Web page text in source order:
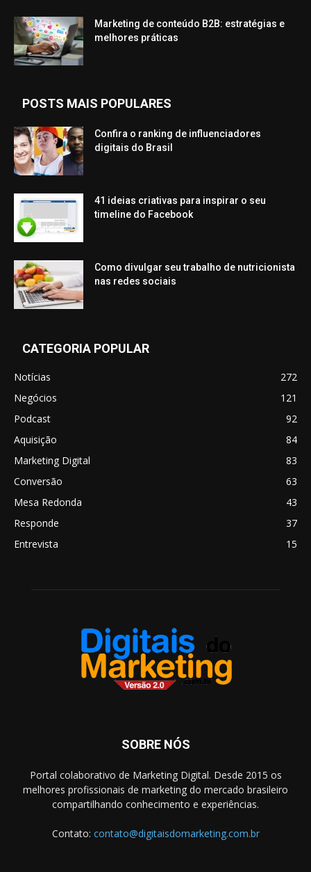
Marketing de conteúdo B2B: estratégias e
melhores práticas
POSTS MAIS POPULARES
Confira o ranking de influenciadores
digitais do Brasil
41 ideias criativas para inspirar o seu
timeline do Facebook
Como divulgar seu trabalho de nutricionista
nas redes sociais
CATEGORIA POPULAR
Notícias
272
Negócios
121
Podcast
92
Aquisição
84
Marketing Digital
83
Conversão
63
Mesa Redonda
43
Responde
37
Entrevista
15
SOBRE NÓS
Portal colaborativo de Marketing Digital. Desde 2015 os
melhores profissionais de marketing do mercado brasileiro
compartilhando conhecimento e experiências.
Contato: contato@digitaisdomarketing.com.br